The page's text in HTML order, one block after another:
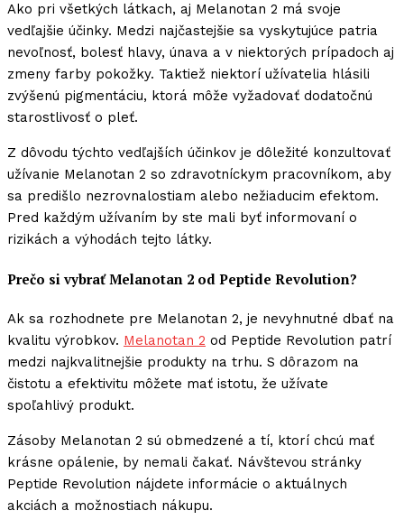
Ako pri všetkých látkach, aj Melanotan 2 má svoje
vedľajšie účinky. Medzi najčastejšie sa vyskytujúce patria
nevoľnosť, bolesť hlavy, únava a v niektorých prípadoch aj
zmeny farby pokožky. Taktiež niektorí užívatelia hlásili
zvýšenú pigmentáciu, ktorá môže vyžadovať dodatočnú
starostlivosť o pleť.
Z dôvodu týchto vedľajších účinkov je dôležité konzultovať
užívanie Melanotan 2 so zdravotníckym pracovníkom, aby
sa predišlo nezrovnalostiam alebo nežiaducim efektom.
Pred každým užívaním by ste mali byť informovaní o
rizikách a výhodách tejto látky.
Prečo si vybrať Melanotan 2 od Peptide Revolution?
Ak sa rozhodnete pre Melanotan 2, je nevyhnutné dbať na
kvalitu výrobkov. Melanotan 2 od Peptide Revolution patrí
medzi najkvalitnejšie produkty na trhu. S dôrazom na
čistotu a efektivitu môžete mať istotu, že užívate
spoľahlivý produkt.
Zásoby Melanotan 2 sú obmedzené a tí, ktorí chcú mať
krásne opálenie, by nemali čakať. Návštevou stránky
Peptide Revolution nájdete informácie o aktuálnych
akciách a možnostiach nákupu.